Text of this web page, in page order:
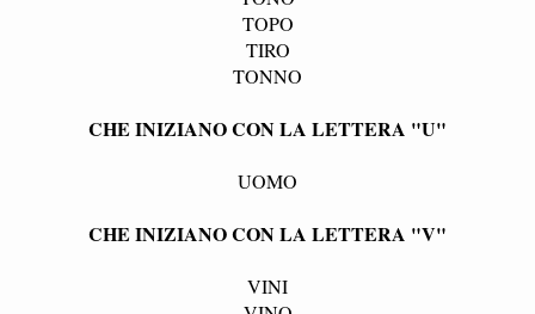
TOPO
TIRO
TONNO
CHE INIZIANO CON LA LETTERA "U"
UOMO
CHE INIZIANO CON LA LETTERA "V"
VINI